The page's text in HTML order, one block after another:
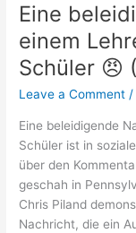
Eine
einem
Schüler 😠
Leave a Comment /
Eine beleidigende
Schüler ist in
über den
geschah in
Chris Piland
Nachricht, die ein
Nachricht
von
einem
Lehrer
an
kleinen
Schüler
😠
(+
FOTOS)